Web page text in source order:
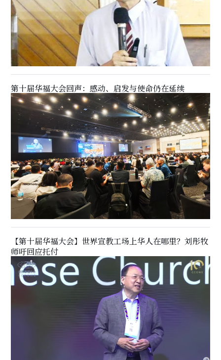
第十届华福大会回声：感动、启发与使命仍在延续
【第十届华福大会】世界宣教工场上华人在哪里？刘彤牧
师吁回应托付